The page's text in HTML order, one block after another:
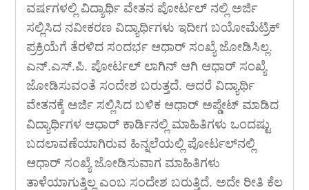
ವರ್ಷಗಳಲ್ಲಿ ವಿದ್ಯಾರ್ಥಿ ವೇತನ ಪೋರ್ಟಲ್ ನಲ್ಲಿ ಅರ್ಜಿ
ಸಲ್ಲಿಸಿದ ನವೀಕರಣ ವಿದ್ಯಾರ್ಥಿಗಳು ಇದೀಗ ಬಯೋಮೆಟ್ರಿಕ್
ಪ್ರಕ್ರಿಯೆಗೆ ತೆರಳಿದ ಸಂದರ್ಭ ಆಧಾರ್ ಸಂಖ್ಯೆ ಜೋಡಿಸಿಲ್ಲ.
ಎನ್.ಎಸ್.ಪಿ. ಪೋರ್ಟಲ್ ಲಾಗಿನ್ ಆಗಿ ಆಧಾರ್ ಸಂಖ್ಯೆ
ಜೋಡಿಸುವಂತೆ ಸಂದೇಶ ಬರುತ್ತದೆ. ಆದರೆ ವಿದ್ಯಾರ್ಥಿ
ವೇತನಕ್ಕೆ ಅರ್ಜಿ ಸಲ್ಲಿಸಿದ ಬಳಿಕ ಆಧಾರ್ ಅಪ್ಡೇಟ್ ಮಾಡಿದ
ವಿದ್ಯಾರ್ಥಿಗಳ ಆಧಾರ್ ಕಾರ್ಡಿನಲ್ಲಿ ಮಾಹಿತಿಗಳು ಒಂದಷ್ಟು
ಬದಲಾವಣೆಯಾಗಿರುವ ಹಿನ್ನಲೆಯಲ್ಲಿ ಪೋರ್ಟಲ್‍ನಲ್ಲಿ
ಆಧಾರ್ ಸಂಖ್ಯೆ ಜೋಡಿಸುವಾಗ ಮಾಹಿತಿಗಳು
ತಾಳೆಯಾಗುತ್ತಿಲ್ಲ ಎಂಬ ಸಂದೇಶ ಬರುತ್ತಿದೆ. ಅದೇ ರೀತಿ ಕೆಲ